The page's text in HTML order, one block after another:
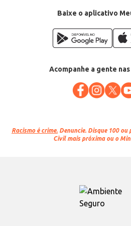
Baixe o aplicativo
Acompanhe a gente
Racismo é crime. Denuncie. Disque 100
Civil mais próxima ou o